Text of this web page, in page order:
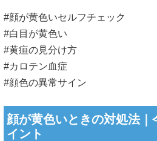
#顔が黄色いセルフチェック
#白目が黄色い
#黄疸の見分け方
#カロテン血症
#顔色の異常サイン
顔が黄色いときの対処法
イント